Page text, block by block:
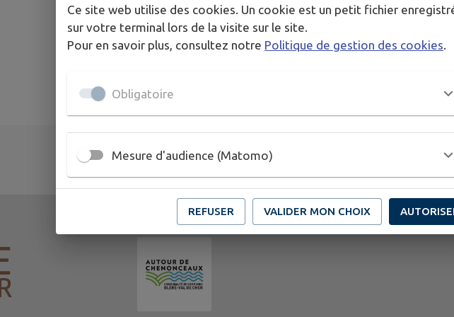
Ce site web utilise des cookies. Un cookie est un petit fichier
sur votre terminal lors de la visite sur le site.
Pour en savoir plus, consultez notre Politique de gestion des cookies.
Obligatoire
Mesure d'audience (Matomo)
REFUSER VALIDER MON CHOIX